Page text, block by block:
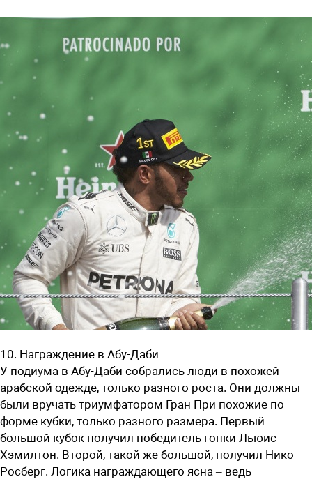
10. Награждение в Абу-Даби
У подиума в Абу-Даби собрались люди в похожей
арабской одежде, только разного роста. Они должны
были вручать триумфатором Гран При похожие по
форме кубки, только разного размера. Первый
большой кубок получил победитель гонки Льюис
Хэмилтон. Второй, такой же большой, получил Нико
Росберг. Логика награждающего ясна – ведь